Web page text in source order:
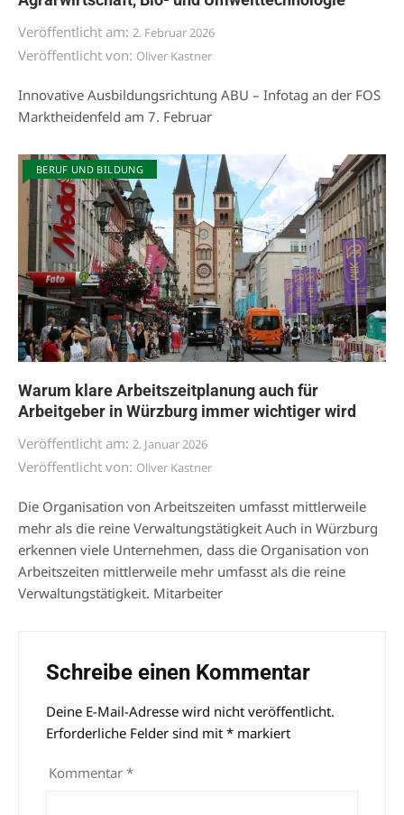
Veröffentlicht am: 2. Februar 2026
Veröffentlicht von: Oliver Kastner
Innovative Ausbildungsrichtung ABU – Infotag an der FOS
Marktheidenfeld am 7. Februar
BERUF UND BILDUNG
Warum klare Arbeitszeitplanung auch für
Arbeitgeber in Würzburg immer wichtiger wird
Veröffentlicht am: 2. Januar 2026
Veröffentlicht von: Oliver Kastner
Die Organisation von Arbeitszeiten umfasst mittlerweile
mehr als die reine Verwaltungstätigkeit Auch in Würzburg
erkennen viele Unternehmen, dass die Organisation von
Arbeitszeiten mittlerweile mehr umfasst als die reine
Verwaltungstätigkeit. Mitarbeiter
Schreibe einen Kommentar
Deine E-Mail-Adresse wird nicht veröffentlicht.
Erforderliche Felder sind mit * markiert
Kommentar *
Alternative: